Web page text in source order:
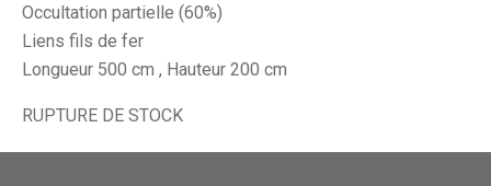
Occultation partielle (60%)
Liens fils de fer
Longueur 500 cm , Hauteur 200 cm
RUPTURE DE STOCK